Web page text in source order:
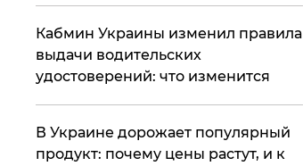
Кабмин Украины изменил правила
выдачи водительских
удостоверений: что изменится
В Украине дорожает популярный
продукт: почему цены растут, и к